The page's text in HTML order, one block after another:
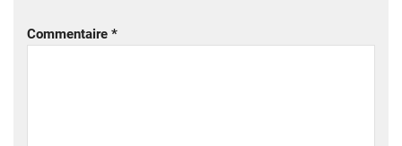
Commentaire *